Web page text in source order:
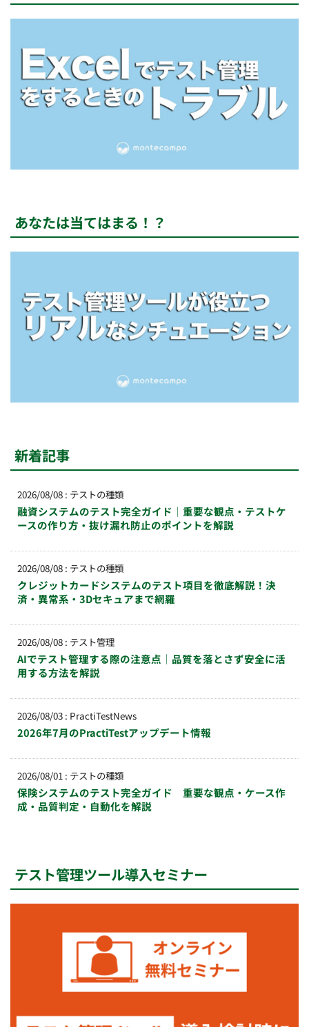
あなたは当てはまる！？
新着記事
2026/08/08 : テストの種類
融資システムのテスト完全ガイド｜重要な観点・テストケ
ースの作り方・抜け漏れ防止のポイントを解説
2026/08/08 : テストの種類
クレジットカードシステムのテスト項目を徹底解説！決
済・異常系・3Dセキュアまで網羅
2026/08/08 : テスト管理
AIでテスト管理する際の注意点｜品質を落とさず安全に活
用する方法を解説
2026/08/03 : PractiTestNews
2026年7月のPractiTestアップデート情報
2026/08/01 : テストの種類
保険システムのテスト完全ガイド 重要な観点・ケース作
成・品質判定・自動化を解説
テスト管理ツール導入セミナー